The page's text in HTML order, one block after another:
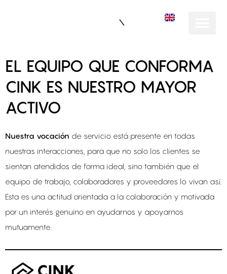
EL EQUIPO QUE CONFORMA
CINK ES NUESTRO MAYOR
ACTIVO
Nuestra vocación de servicio está presente en todas
nuestras interacciones, para que no solo los clientes se
sientan atendidos de forma ideal, sino también que el
equipo de trabajo, colaboradores y proveedores lo vivan así.
Esta es una actitud orientada a la colaboración y motivada
por un interés genuino en ayudarnos y apoyarnos
mutuamente.